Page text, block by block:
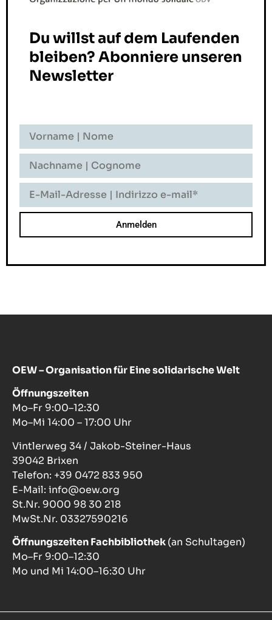
Du willst auf dem Laufenden
bleiben? Abonniere unseren
Newsletter
Vorname
Nome
Nachname
Cognome
E-
Mail-
Adresse
-
E-
OEW – Organisation für Eine solidarische Welt
Öffnungszeiten
Mo–Fr 9:00–12:30
Mo–Mi 14:00 – 17:00 Uhr
Vintlerweg 34 / Jakob-Steiner-Haus
39042 Brixen
Telefon: +39 0472 833 950
E-Mail: info@oew.org
St.Nr. 9000 98 30 218
MwSt.Nr. 03327590216
Öffnungszeiten Fachbibliothek(an Schultagen)
Mo–Fr 9:00–12:30
Mo und Mi 14:00–16:30 Uhr